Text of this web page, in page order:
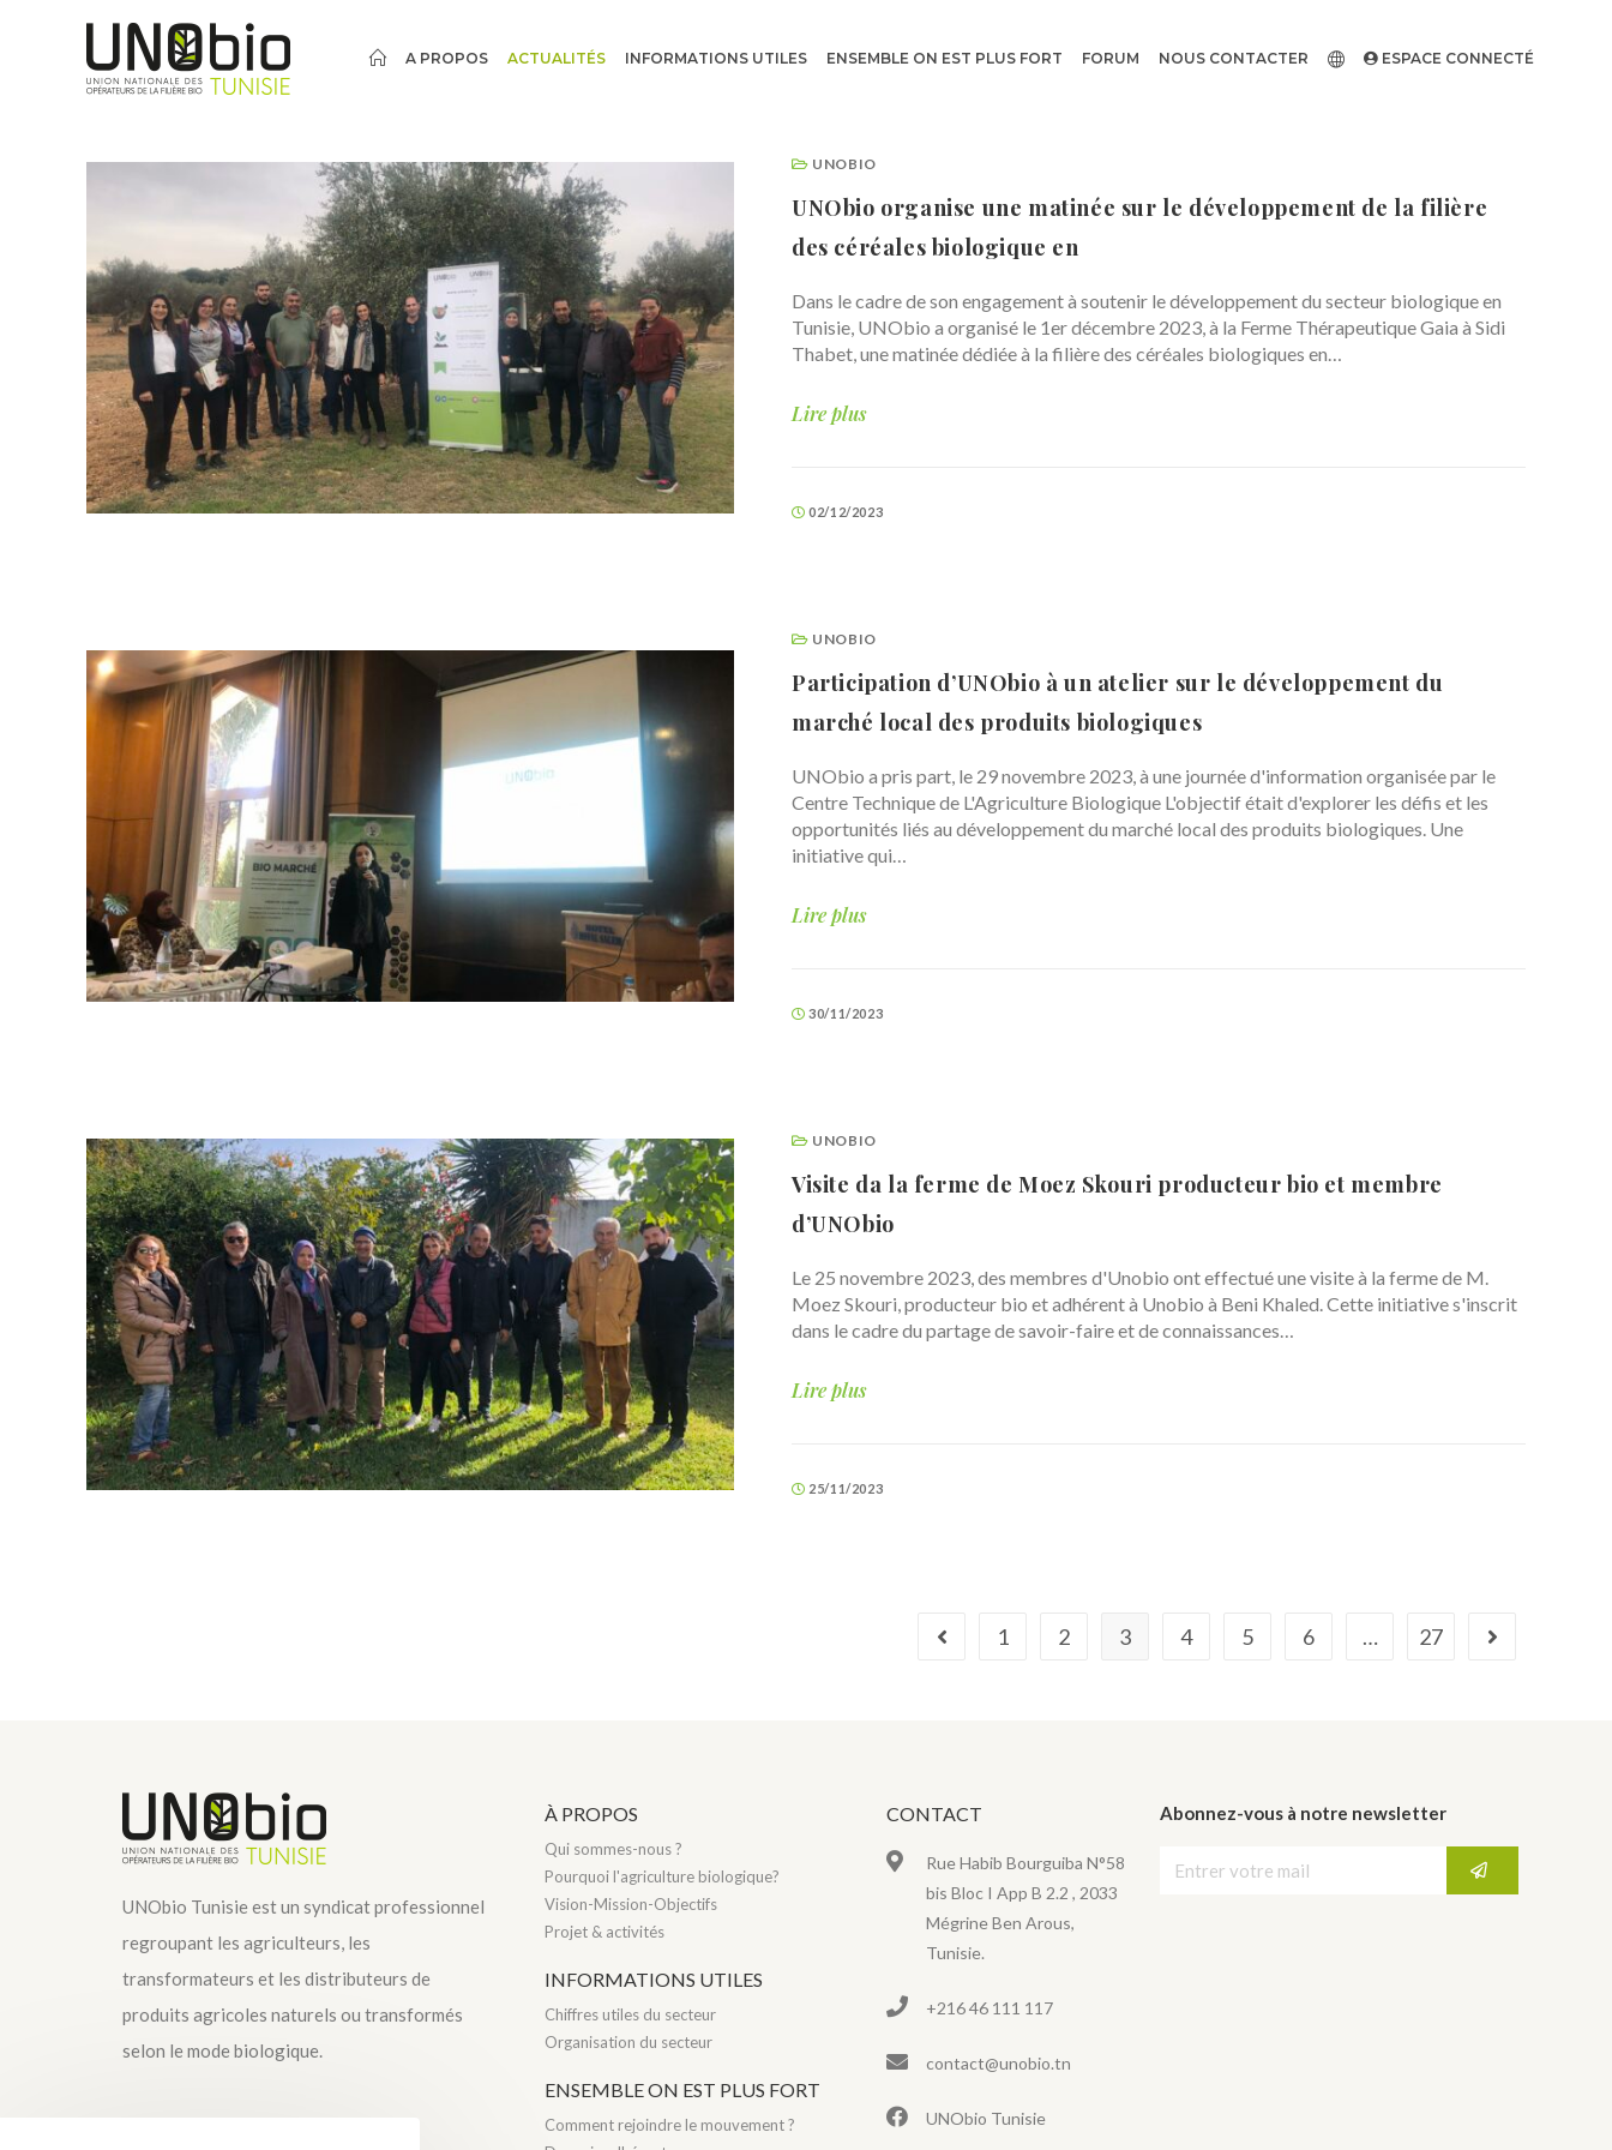
A PROPOS ACTUALITÉS INFORMATIONS UTILES ENSEMBLE ON EST PLUS FORT FORUM NOUS CONTACTER ESPACE CONNECTÉ
UNOBIO
UNObio organise une matinée sur le développement de la filière
des céréales biologique en
Dans le cadre de son engagement à soutenir le développement du secteur biologique en
Tunisie, UNObio a organisé le 1er décembre 2023, à la Ferme Thérapeutique Gaia à Sidi
Thabet, une matinée dédiée à la filière des céréales biologiques en…
Lire plus
02/12/2023
UNOBIO
Participation d’UNObio à un atelier sur le développement du
marché local des produits biologiques
UNObio a pris part, le 29 novembre 2023, à une journée d'information organisée par le
Centre Technique de L'Agriculture Biologique L'objectif était d'explorer les défis et les
opportunités liés au développement du marché local des produits biologiques. Une
initiative qui…
Lire plus
30/11/2023
UNOBIO
Visite da la ferme de Moez Skouri producteur bio et membre
d’UNObio
Le 25 novembre 2023, des membres d'Unobio ont effectué une visite à la ferme de M.
Moez Skouri, producteur bio et adhérent à Unobio à Beni Khaled. Cette initiative s'inscrit
dans le cadre du partage de savoir-faire et de connaissances…
Lire plus
25/11/2023
1 2 3 4 5 6 … 27
UNObio Tunisie est un syndicat professionnel
regroupant les agriculteurs, les
transformateurs et les distributeurs de
produits agricoles naturels ou transformés
selon le mode biologique.
À PROPOS
Qui sommes-nous ?
Pourquoi l'agriculture biologique?
Vision-Mission-Objectifs
Projet & activités
INFORMATIONS UTILES
Chiffres utiles du secteur
Organisation du secteur
ENSEMBLE ON EST PLUS FORT
Comment rejoindre le mouvement ?
CONTACT
Rue Habib Bourguiba N°58
bis Bloc I App B 2.2 , 2033
Mégrine Ben Arous,
Tunisie.
+216 46 111 117
contact@unobio.tn
UNObio Tunisie
Abonnez-vous à notre newsletter